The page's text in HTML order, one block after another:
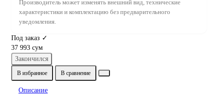
Производитель может изменять внешний вид, технические
характеристики и комплектацию без предварительного
уведомления.
Под заказ ✓
37 993 сум
Закончился
В избранное В сравнение
Описание